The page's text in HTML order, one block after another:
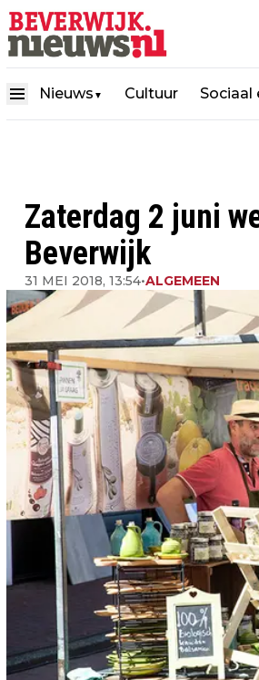
Nieuws ▼ Cultuur Sociaal
Zaterdag 2 juni
Beverwijk
31 MEI 2018, 13:54•ALGEMEEN